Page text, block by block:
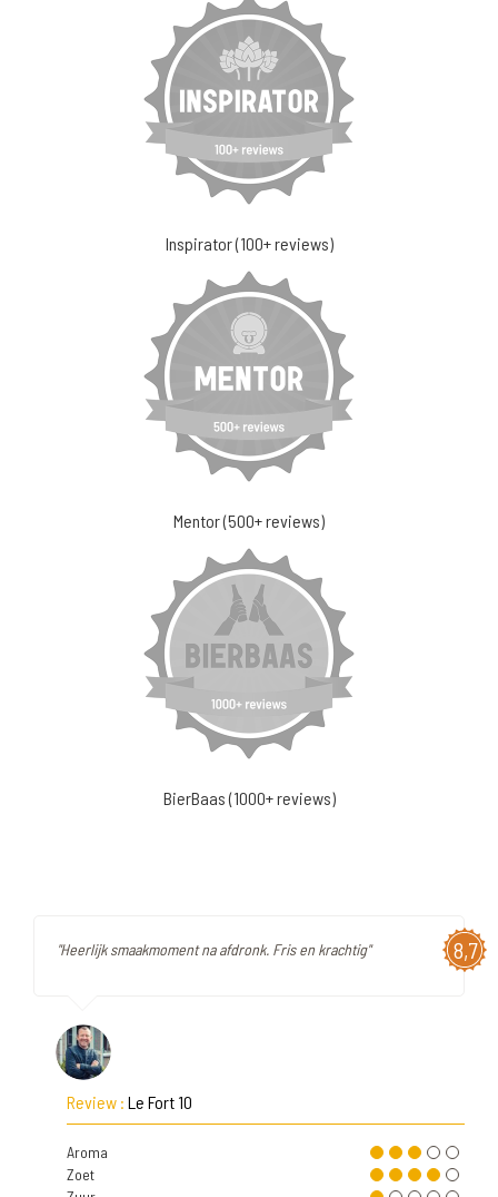
Inspirator (100+ reviews)
Mentor (500+ reviews)
BierBaas (1000+ reviews)
8,7
"Heerlijk smaakmoment na afdronk. Fris en krachtig"
Review : Le Fort 10
Aroma
Zoet